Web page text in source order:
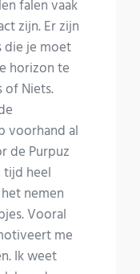
falen vaak
zijn. Er zijn
die je moet
horizon te
of Niets.
voorhand al
de Purpuz
tijd heel
nemen
Vooral
me
Ik weet